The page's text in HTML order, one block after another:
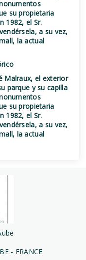
su propietaria
1982, el Sr.
a su vez,
la actual
Malraux, el exterior
parque y su capilla
su propietaria
1982, el Sr.
a su vez,
la actual
- FRANCE